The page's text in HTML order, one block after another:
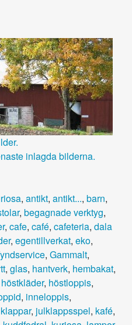
inlagda bilderna.
, antikt, antikt..., barn,
, begagnade verktyg,
, cafe, café, cafeteria, dala
, egentillverkat, eko,
, Gammalt,
, glas, hantverk, hembakat,
höstkläder, höstloppis,
, inneloppis,
, julklappsspel, kafé,